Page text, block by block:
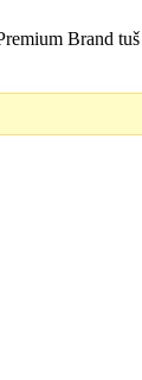
Brand